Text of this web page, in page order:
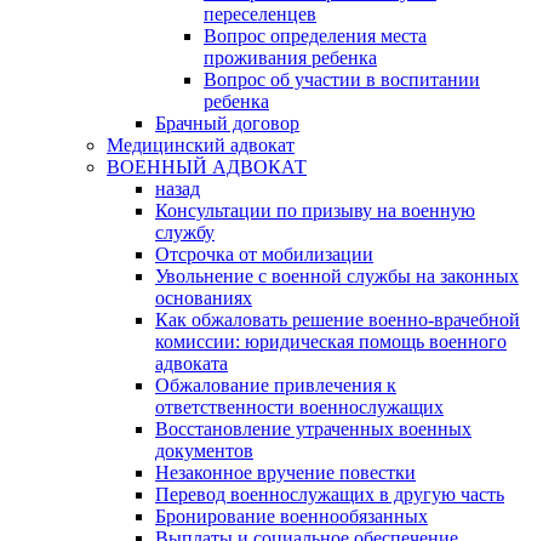
переселенцев
Вопрос определения места
проживания ребенка
Вопрос об участии в воспитании
ребенка
Брачный договор
Медицинский адвокат
ВОЕННЫЙ АДВОКАТ
назад
Консультации по призыву на военную
службу
Отсрочка от мобилизации
Увольнение с военной службы на законных
основаниях
Как обжаловать решение военно-врачебной
комиссии: юридическая помощь военного
адвоката
Обжалование привлечения к
ответственности военнослужащих
Восстановление утраченных военных
документов
Незаконное вручение повестки
Перевод военнослужащих в другую часть
Бронирование военнообязанных